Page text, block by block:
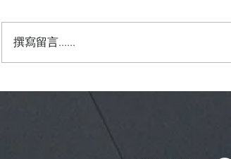
下半年即將進入強聖嬰年】
撰寫留言......